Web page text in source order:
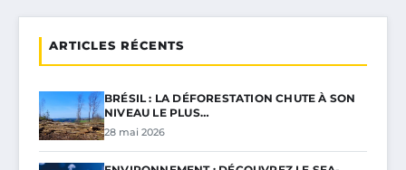
ARTICLES RÉCENTS
BRÉSIL : LA DÉFORESTATION CHUTE À SON
NIVEAU LE PLUS…
28 mai 2026